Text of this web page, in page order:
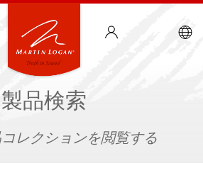
製品検索
レクションを閲覧する